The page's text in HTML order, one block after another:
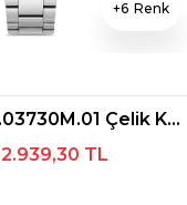
6
Ferrucci FER.03730M.01 Çelik Kordon Kadın Kol Saati
2.939,30 TL